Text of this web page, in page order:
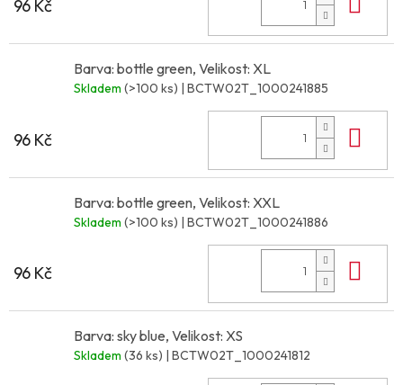
96 Kč
Barva: bottle green, Velikost: XL
Skladem (>100 ks) | BCTW02T_1000241885
96 Kč
Barva: bottle green, Velikost: XXL
Skladem (>100 ks) | BCTW02T_1000241886
96 Kč
Barva: sky blue, Velikost: XS
Skladem (36 ks) | BCTW02T_1000241812